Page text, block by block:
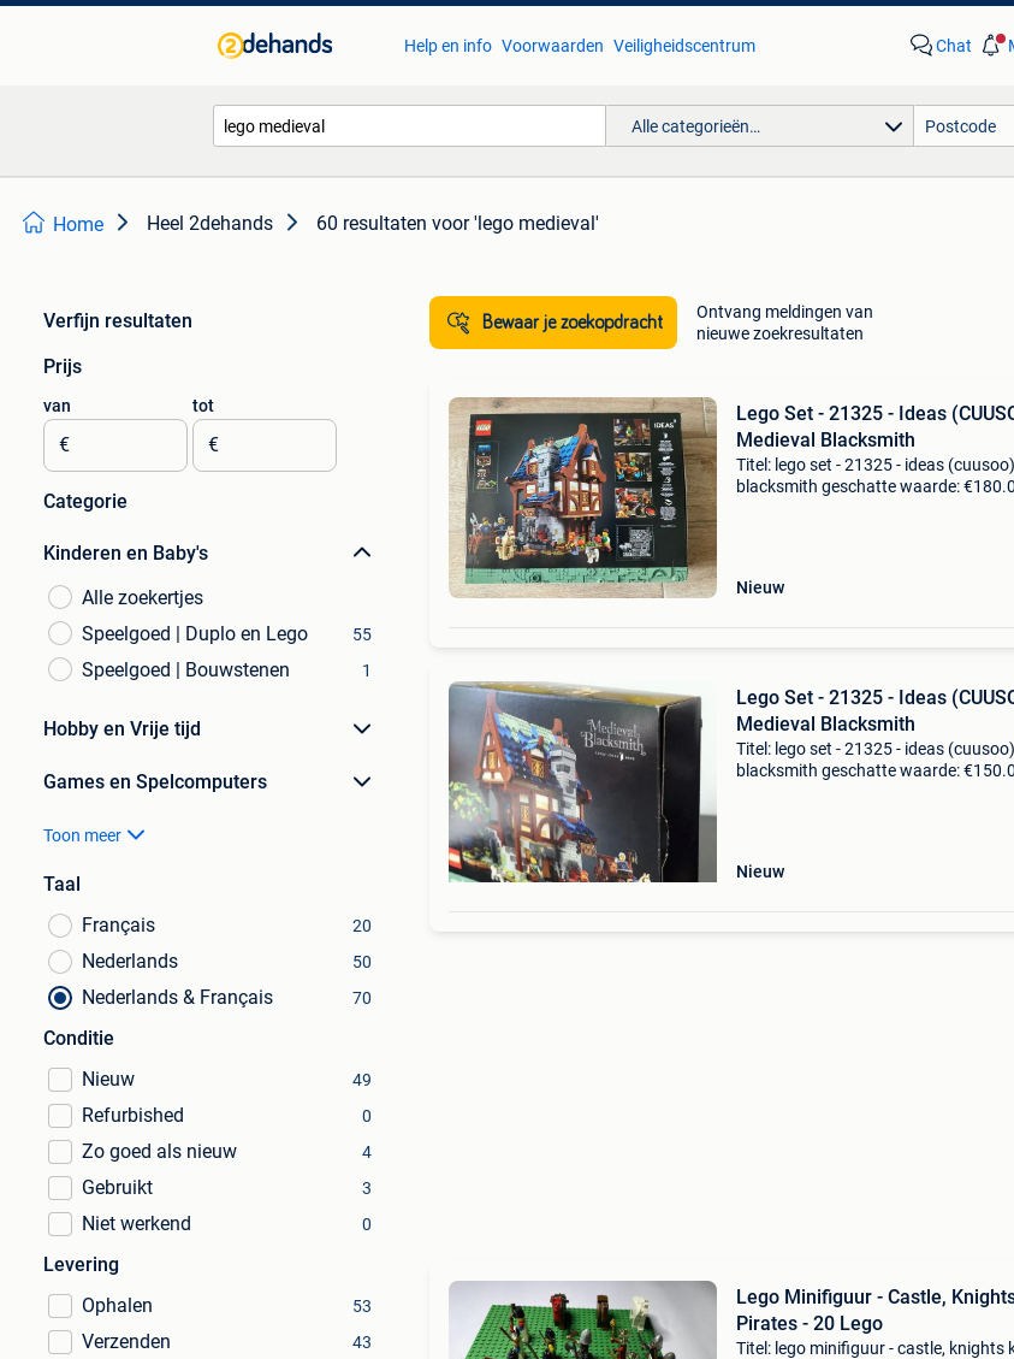
Help en info Voorwaarden Veiligheidscentrum Chat
Alle categorieën…
Home Heel 2dehands 60 resultaten voor 'lego medieval'
Verfijn resultaten
Prijs
van
€
tot
€
Categorie
Kinderen en Baby's
Alle zoekertjes
Speelgoed | Duplo en Lego
55
Speelgoed | Bouwstenen 1
Hobby en Vrije tijd
Games en Spelcomputers
Toon meer
Taal
Français
20
Nederlands 50
Nederlands & Français 70
Conditie
Nieuw
49
Refurbished 0
Zo goed als nieuw 4
Gebruikt 3
Niet werkend 0
Levering
Ophalen
53
Verzenden 43
Bewaar je zoekopdracht
Ontvang meldingen van
nieuwe zoekresultaten
Lego Set - 21325 - Ideas
Medieval Blacksmith
Titel: lego set - 21325 - ideas
blacksmith geschatte waarde:
Nieuw
Lego Set - 21325 - Ideas
Medieval Blacksmith
Titel: lego set - 21325 - ideas
blacksmith geschatte waarde:
Nieuw
Lego Minifiguur - Castle,
Pirates - 20 Lego
Titel: lego minifiguur - castle, knights